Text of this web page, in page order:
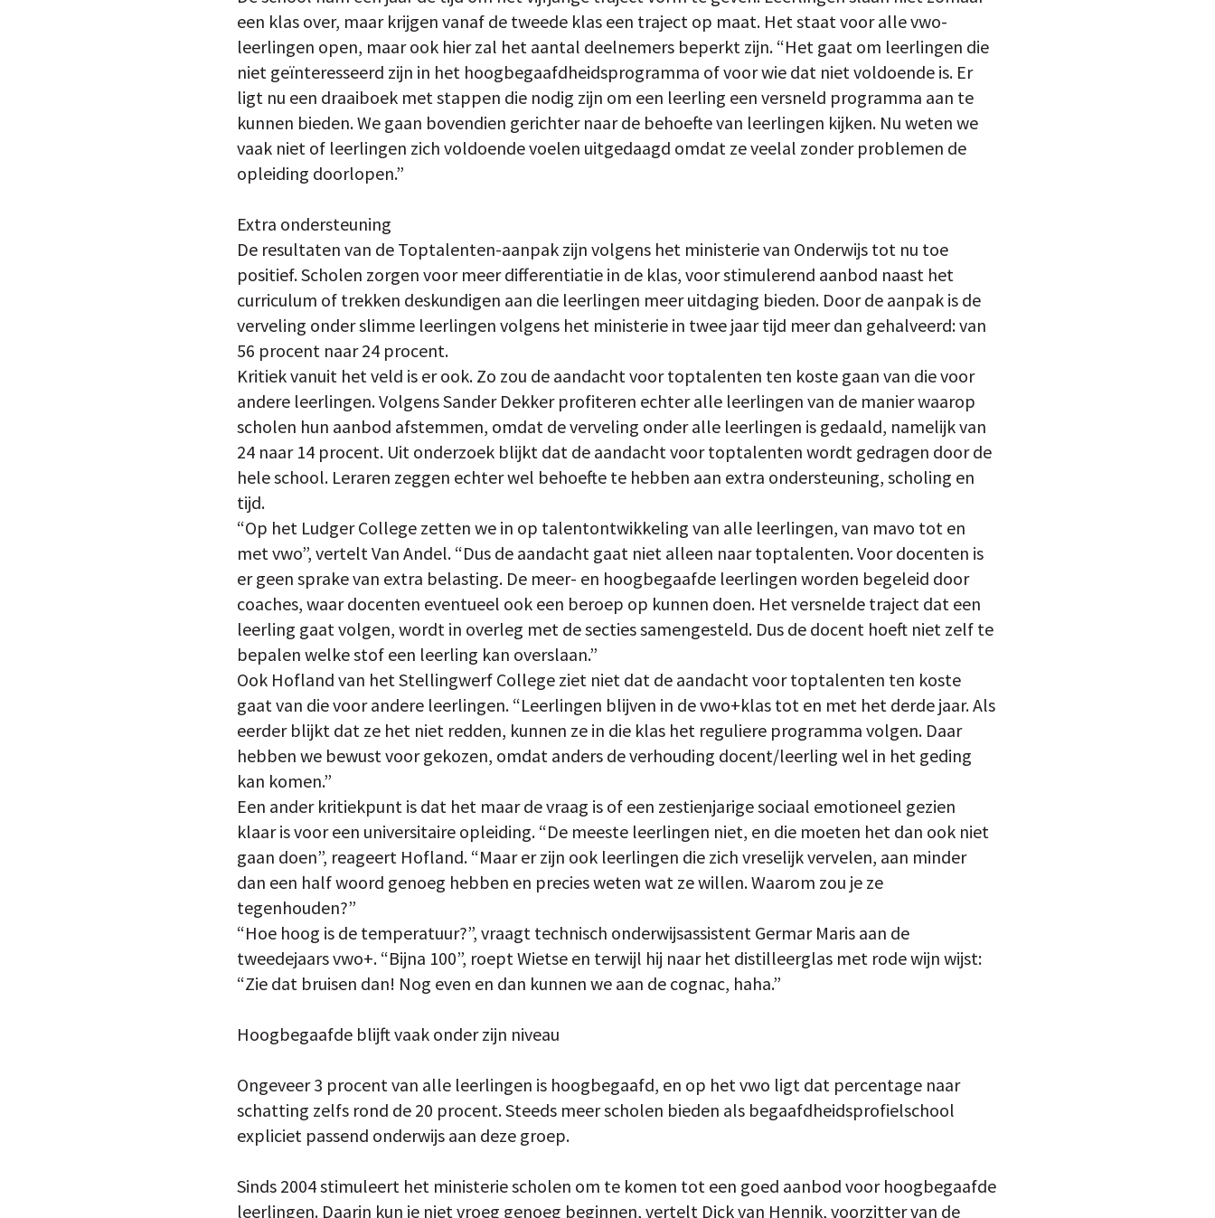
een klas over, maar krijgen vanaf de tweede klas een traject op maat. Het staat voor alle vwo-
leerlingen open, maar ook hier zal het aantal deelnemers beperkt zijn. “Het gaat om leerlingen die
niet geïnteresseerd zijn in het hoogbegaafdheidsprogramma of voor wie dat niet voldoende is. Er
ligt nu een draaiboek met stappen die nodig zijn om een leerling een versneld programma aan te
kunnen bieden. We gaan bovendien gerichter naar de behoefte van leerlingen kijken. Nu weten we
vaak niet of leerlingen zich voldoende voelen uitgedaagd omdat ze veelal zonder problemen de
opleiding doorlopen.”
Extra ondersteuning
De resultaten van de Toptalenten-aanpak zijn volgens het ministerie van Onderwijs tot nu toe
positief. Scholen zorgen voor meer differentiatie in de klas, voor stimulerend aanbod naast het
curriculum of trekken deskundigen aan die leerlingen meer uitdaging bieden. Door de aanpak is de
verveling onder slimme leerlingen volgens het ministerie in twee jaar tijd meer dan gehalveerd: van
56 procent naar 24 procent.
Kritiek vanuit het veld is er ook. Zo zou de aandacht voor toptalenten ten koste gaan van die voor
andere leerlingen. Volgens Sander Dekker profiteren echter alle leerlingen van de manier waarop
scholen hun aanbod afstemmen, omdat de verveling onder alle leerlingen is gedaald, namelijk van
24 naar 14 procent. Uit onderzoek blijkt dat de aandacht voor toptalenten wordt gedragen door de
hele school. Leraren zeggen echter wel behoefte te hebben aan extra ondersteuning, scholing en
tijd.
“Op het Ludger College zetten we in op talentontwikkeling van alle leerlingen, van mavo tot en
met vwo”, vertelt Van Andel. “Dus de aandacht gaat niet alleen naar toptalenten. Voor docenten is
er geen sprake van extra belasting. De meer- en hoogbegaafde leerlingen worden begeleid door
coaches, waar docenten eventueel ook een beroep op kunnen doen. Het versnelde traject dat een
leerling gaat volgen, wordt in overleg met de secties samengesteld. Dus de docent hoeft niet zelf te
bepalen welke stof een leerling kan overslaan.”
Ook Hofland van het Stellingwerf College ziet niet dat de aandacht voor toptalenten ten koste
gaat van die voor andere leerlingen. “Leerlingen blijven in de vwo+klas tot en met het derde jaar. Als
eerder blijkt dat ze het niet redden, kunnen ze in die klas het reguliere programma volgen. Daar
hebben we bewust voor gekozen, omdat anders de verhouding docent/leerling wel in het geding
kan komen.”
Een ander kritiekpunt is dat het maar de vraag is of een zestienjarige sociaal emotioneel gezien
klaar is voor een universitaire opleiding. “De meeste leerlingen niet, en die moeten het dan ook niet
gaan doen”, reageert Hofland. “Maar er zijn ook leerlingen die zich vreselijk vervelen, aan minder
dan een half woord genoeg hebben en precies weten wat ze willen. Waarom zou je ze
tegenhouden?”
“Hoe hoog is de temperatuur?”, vraagt technisch onderwijsassistent Germar Maris aan de
tweedejaars vwo+. “Bijna 100”, roept Wietse en terwijl hij naar het distilleerglas met rode wijn wijst:
“Zie dat bruisen dan! Nog even en dan kunnen we aan de cognac, haha.”
Hoogbegaafde blijft vaak onder zijn niveau
Ongeveer 3 procent van alle leerlingen is hoogbegaafd, en op het vwo ligt dat percentage naar
schatting zelfs rond de 20 procent. Steeds meer scholen bieden als begaafdheidsprofielschool
expliciet passend onderwijs aan deze groep.
Sinds 2004 stimuleert het ministerie scholen om te komen tot een goed aanbod voor hoogbegaafde
leerlingen. Daarin kun je niet vroeg genoeg beginnen, vertelt Dick van Hennik, voorzitter van de